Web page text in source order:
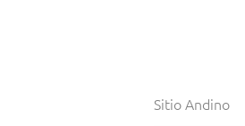
Sitio Andino